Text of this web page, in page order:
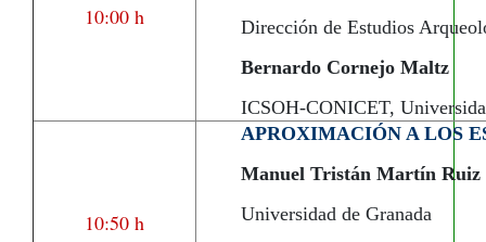
10:00 h
Dirección de Estudios
Bernardo Cornejo Maltz
ICSOH-CONICET,
10:50 h
APROXIMACIÓN A LOS
Manuel Tristán Martín Ruiz
Universidad de Granada